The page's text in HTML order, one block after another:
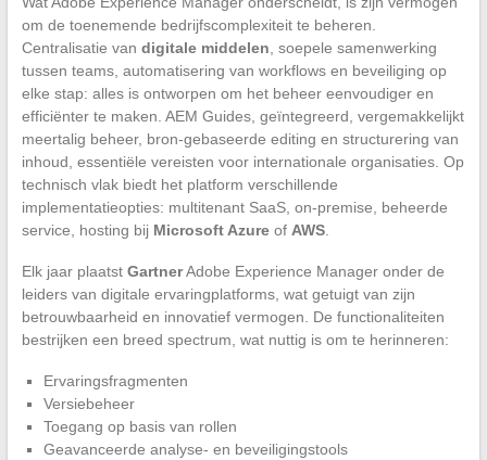
om de toenemende bedrijfscomplexiteit te beheren.
Centralisatie van digitale middelen , soepele samenwerking
tussen teams, automatisering van workflows en beveiliging op
elke stap: alles is ontworpen om het beheer eenvoudiger en
efficiënter te maken. AEM Guides, geïntegreerd, vergemakkelijkt
meertalig beheer, bron-gebaseerde editing en structurering van
inhoud, essentiële vereisten voor internationale organisaties. Op
technisch vlak biedt het platform verschillende
implementatieopties: multitenant SaaS, on-premise, beheerde
service, hosting bij Microsoft Azureof AWS.
Elk jaar plaatst GartnerAdobe Experience Manager onder de
leiders van digitale ervaringplatforms, wat getuigt van zijn
betrouwbaarheid en innovatief vermogen. De functionaliteiten
bestrijken een breed spectrum, wat nuttig is om te herinneren:
Ervaringsfragmenten
Versiebeheer
Toegang op basis van rollen
Geavanceerde analyse- en beveiligingstools